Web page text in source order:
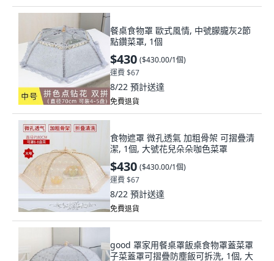
餐桌食物罩 歐式風情, 中號朦朧灰2節
點鑽菜罩, 1個
$430 ($430.00/1個)
運費 $67
8/22 預計送達
免費退貨
食物遮罩 微孔透氣 加粗骨架 可摺疊清
潔, 1個, 大號花兒朵朵咖色菜罩
$430 ($430.00/1個)
運費 $67
8/22 預計送達
免費退貨
good 罩家用餐桌罩飯桌食物罩蓋菜罩
子菜蓋罩可摺疊防塵飯可拆洗, 1個, 大